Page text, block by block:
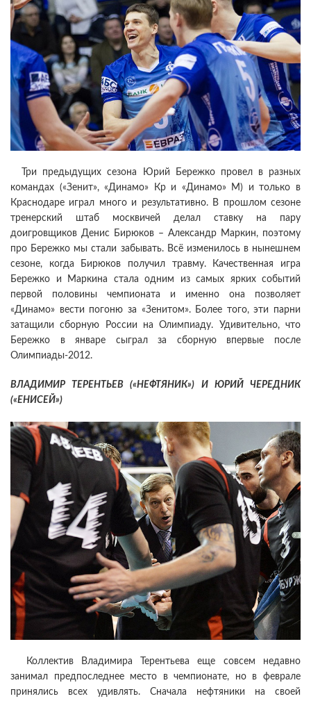
Три предыдущих сезона Юрий Бережко провел в разных
командах («Зенит», «Динамо» Кр и «Динамо» М) и только в
Краснодаре играл много и результативно. В прошлом сезоне
тренерский штаб москвичей делал ставку на пару
доигровщиков Денис Бирюков – Александр Маркин, поэтому
про Бережко мы стали забывать. Всё изменилось в нынешнем
сезоне, когда Бирюков получил травму. Качественная игра
Бережко и Маркина стала одним из самых ярких событий
первой половины чемпионата и именно она позволяет
«Динамо» вести погоню за «Зенитом». Более того, эти парни
затащили сборную России на Олимпиаду. Удивительно, что
Бережко в январе сыграл за сборную впервые после
Олимпиады-2012.
ВЛАДИМИР ТЕРЕНТЬЕВ («НЕФТЯНИК») И ЮРИЙ ЧЕРЕДНИК
(«ЕНИСЕЙ»)
Коллектив Владимира Терентьева еще совсем недавно
занимал предпоследнее место в чемпионате, но в феврале
принялись всех удивлять. Сначала нефтяники на своей